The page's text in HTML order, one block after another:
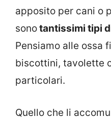
apposito per cani o
sonotantissimi tipi
Pensiamo alle ossa
biscottini, tavolette
particolari.
Quello che li